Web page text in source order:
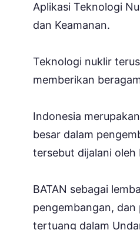
Aplikasi Teknologi
dan Keamanan.
Teknologi nuklir
memberikan
Indonesia
besar dalam
tersebut dijalani oleh
BATAN sebagai
pengembangan,
tertuang dalam